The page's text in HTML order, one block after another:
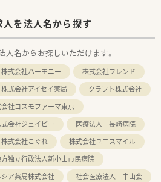
を法人名から探す
名からお探しいただけます。
株式会社ハーモニー
株式会社フレンド
株式会社アイセイ薬局
クラフト株式会社
社コスモファーマ東京
会社ジェイピー
医療法人 長﨑病院
株式会社こぐれ
株式会社ユニスマイル
独立行政法人新小山市民病院
ア薬局株式会社
社会医療法人 中山会